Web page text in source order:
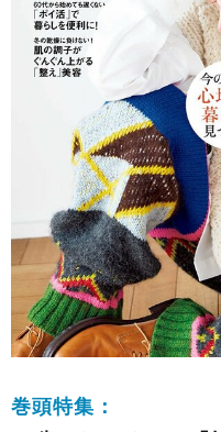
巻頭特集：